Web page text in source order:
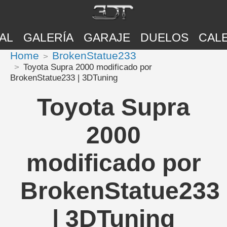
GALERÍA GARAJE DUELOS
Home BrokenStatue233
Toyota Supra 2000 modificado por
BrokenStatue233 | 3DTuning
Toyota Supra
2000
modificado por
BrokenStatue233
| 3DTuning